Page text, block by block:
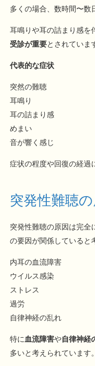
多くの場合、数時間〜数
耳鳴りや耳の詰まり感を
受診が重要とされていま
代表的な症状
突然の難聴
耳鳴り
耳の詰まり感
めまい
音が響く感じ
症状の程度や回復の経過
突発性難聴の
突発性難聴の原因は完全
の要因が関係していると
内耳の血流障害
ウイルス感染
ストレス
過労
自律神経の乱れ
特に血流障害や自律神経
多いと考えられています。